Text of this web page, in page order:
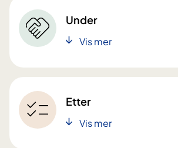
Under
Vis mer
Etter
Vis mer